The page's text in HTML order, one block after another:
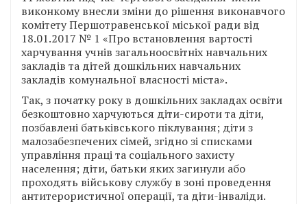
виконкому внесли зміни до рішення виконавчого
комітету Першотравенської міської ради від
18.01.2017 № 1 «Про встановлення вартості
харчування учнів загальноосвітніх навчальних
закладів та дітей дошкільних навчальних
закладів комунальної власності міста».
Так, з початку року в дошкільних закладах освіти
безкоштовно харчуються діти-сироти та діти,
позбавлені батьківського піклування; діти з
малозабезпечених сімей, згідно зі списками
управління праці та соціального захисту
населення; діти, батьки яких загинули або
проходять військову службу в зоні проведення
антитерористичної операції, та діти-інваліди.